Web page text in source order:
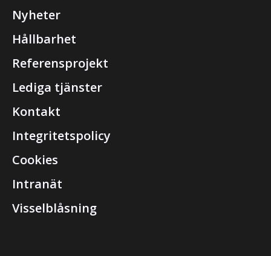
Nyheter
Hållbarhet
Referensprojekt
Lediga tjänster
Kontakt
Integritetspolicy
Cookies
Intranät
Visselblåsning